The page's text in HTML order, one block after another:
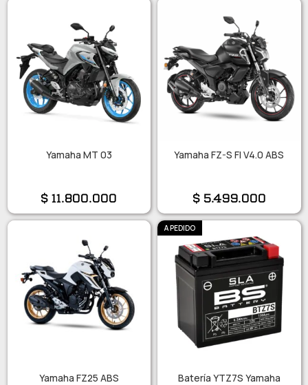
Yamaha MT 03
$11.800.000
Yamaha FZ-S FI V4.0 ABS
$5.499.000
Yamaha FZ25 ABS
A PEDIDO
Batería YTZ7S Yamaha